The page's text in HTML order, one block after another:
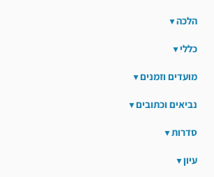
הלכה
כללי
מועדים וזמנים
נביאים וכתובים
סדרות
עיון